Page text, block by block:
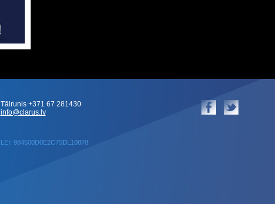
LEI: 984500D0E2C75DL10878
Tālrunis +371 67 281430
info@clarus.lv